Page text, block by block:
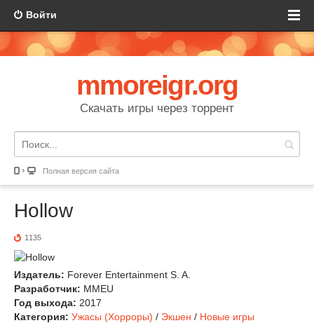
Войти
mmoreigr.org
Скачать игры через торрент
Полная версия сайта
Hollow
1135
Издатель: Forever Entertainment S. A.
Разработчик: MMEU
Год выхода: 2017
Категория: Ужасы (Хорроры) / Экшен / Новые игры